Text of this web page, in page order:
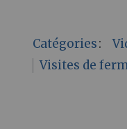
Catégories:
Visites de